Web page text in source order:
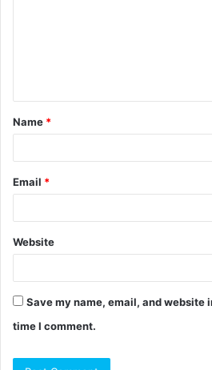
Name *
Email *
Website
Save my name, email, and website
time I comment.